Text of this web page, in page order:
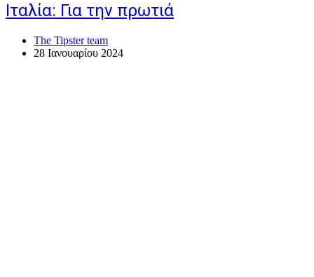
Iταλία: Για την πρωτιά
The Tipster team
28 Ιανουαρίου 2024